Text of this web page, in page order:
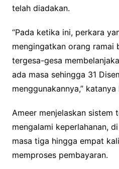
telah diadakan.
“Pada ketika ini, perkara
mengingatkan orang ramai
tergesa-gesa
ada masa sehingga 31
menggunakannya,” katanya
Ameer menjelaskan sistem
mengalami keperlahanan,
masa tiga hingga empat
memproses pembayaran.